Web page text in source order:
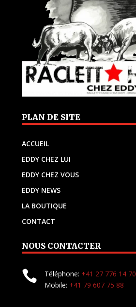
PLAN DE SITE
ACCUEIL
EDDY CHEZ LUI
EDDY CHEZ VOUS
EDDY NEWS
LA BOUTIQUE
CONTACT
NOUS CONTACTER
 Téléphone: +41 27 776 14 70
Mobile: +41 79 607 75 88